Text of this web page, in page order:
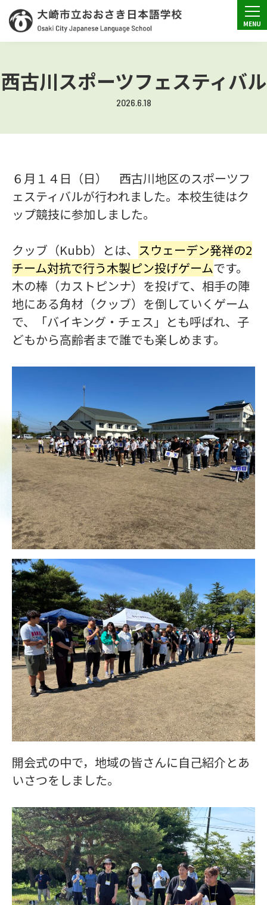
西古川スポーツフェスティバル
2026.6.18
６月１４日（日） 西古川地区のスポーツフ
ェスティバルが行われました。本校生徒はク
ップ競技に参加しました。
クッブ（Kubb）とは、 スウェーデン発祥の2
チーム対抗で行う木製ピン投げゲームです。
木の棒（カストピンナ）を投げて、相手の陣
地にある角材（クッブ）を倒していくゲーム
で、「バイキング・チェス」とも呼ばれ、子
どもから高齢者まで誰でも楽しめます。
開会式の中で，地域の皆さんに自己紹介とあ
いさつをしました。